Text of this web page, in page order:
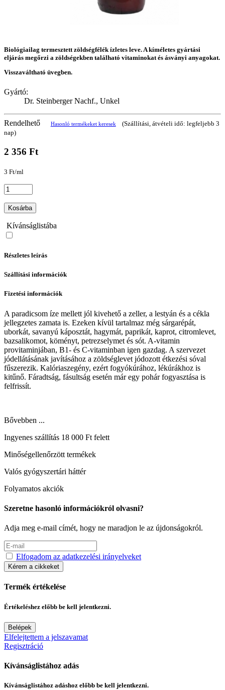
Biológiailag termesztett zöldségfélék ízletes leve. A kíméletes gyártási
eljárás megőrzi a zöldségekben található vitaminokat és ásványi anyagokat.
Visszaváltható üvegben.
Gyártó:
Dr. Steinberger Nachf., Unkel
Rendelhető Hasonló termékeket keresek
(Szállítási, átvételi idő: legfeljebb 3
nap)
2 356 Ft
3 Ft/ml
Kosárba
Kívánságlistába
Részletes leírás
Szállítási információk
Fizetési információk
A paradicsom íze mellett jól kivehető a zeller, a lestyán és a cékla
jellegzetes zamata is. Ezeken kívül tartalmaz még sárgarépát,
uborkát, savanyú káposztát, hagymát, paprikát, kaprot, citromlevet,
bazsalikomot, köményt, petrezselymet és sót. A-vitamin
provitaminjában, B1- és C-vitaminban igen gazdag. A szervezet
jódellátásának javításához a zöldséglevet jódozott étkezési sóval
fűszerezik. Kalóriaszegény, ezért fogyókúrához, lékúrákhoz is
kitűnő. Fáradtság, fásultság esetén már egy pohár fogyasztása is
felfrissít.
Bővebben ...
Ingyenes szállítás 18 000 Ft felett
Minőségellenőrzött termékek
Valós gyógyszertári háttér
Folyamatos akciók
Szeretne hasonló információkról olvasni?
Adja meg e-mail címét, hogy ne maradjon le az újdonságokról.
Elfogadom az adatkezelési irányelveket
Kérem a cikkeket
Termék értékelése
Értékeléshez előbb be kell jelentkezni.
Belépek
Elfelejtettem a jelszavamat
Regisztráció
Kívánságlistához adás
Kívánságlistához adáshoz előbb be kell jelentkezni.